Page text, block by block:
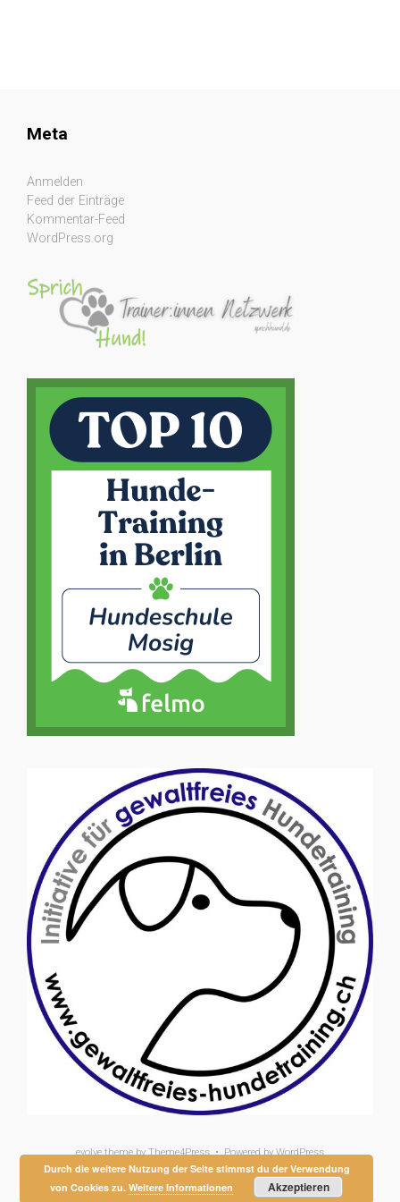
Meta
Anmelden
Feed der Einträge
Kommentar-Feed
WordPress.org
evolvetheme by Theme4Press • Powered byWordPress
Durch die weitere Nutzung der Seite stimmst du der Verwendung
von Cookies zu.Weitere Informationen Akzeptieren